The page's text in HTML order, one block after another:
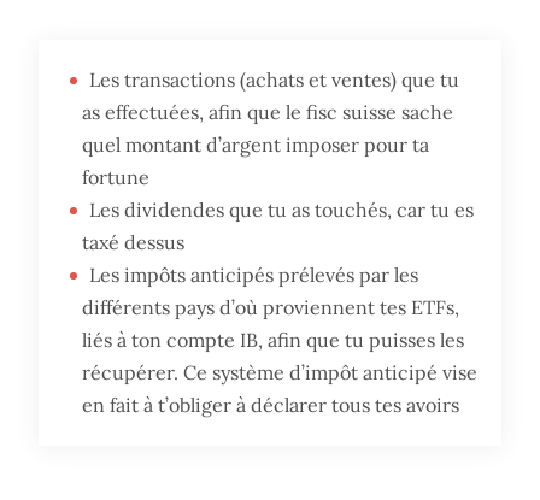
Les transactions (achats et ventes) que tu
as effectuées, afin que le fisc suisse sache
quel montant d’argent imposer pour ta
fortune
Les dividendes que tu as touchés, car tu es
taxé dessus
Les impôts anticipés prélevés par les
différents pays d’où proviennent tes ETFs,
liés à ton compte IB, afin que tu puisses les
récupérer. Ce système d’impôt anticipé vise
en fait à t’obliger à déclarer tous tes avoirs